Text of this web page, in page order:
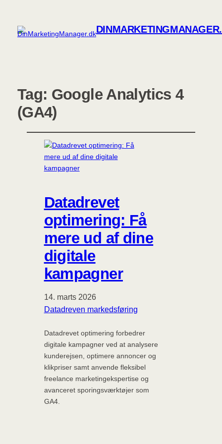
Tag: Google Analytics 4
(GA4)
Datadrevet
optimering: Få
mere ud af dine
digitale
kampagner
14. marts 2026
Datadreven markedsføring
Datadrevet optimering forbedrer
digitale kampagner ved at analysere
kunderejsen, optimere annoncer og
klikpriser samt anvende fleksibel
freelance marketingekspertise og
avanceret sporingsværktøjer som
GA4.